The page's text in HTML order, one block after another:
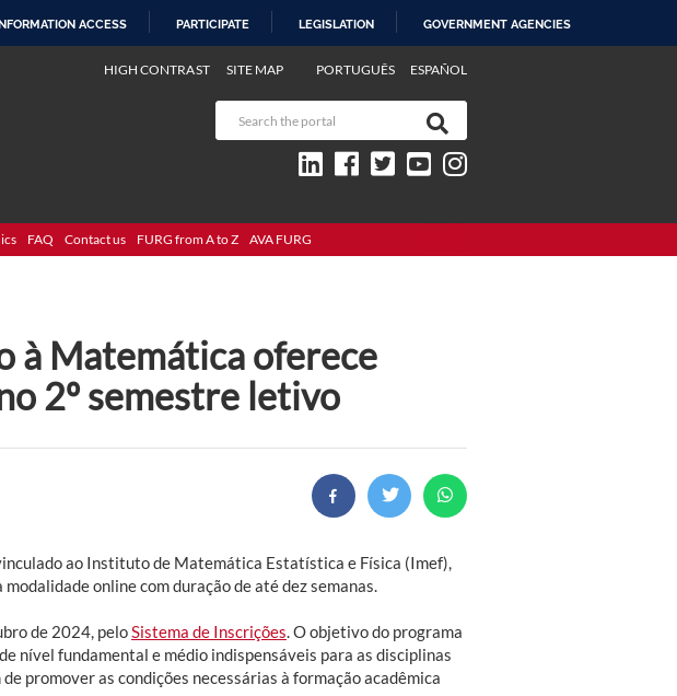
ACCESS PARTICIPATE LEGISLATION GOVERNMENT AGENCIES
PORTUGUÊS ESPAÑOL
HIGH CONTRAST SITE MAP
FAQ Contact us FURG from A to Z AVA FURG
à Matemática oferece
2º semestre letivo
ao Instituto de Matemática Estatística e Física (Imef),
online com duração de até dez semanas.
de 2024, pelo Sistema de Inscrições . O objetivo do programa
nível fundamental e médio indispensáveis para as disciplinas
promover as condições necessárias à formação acadêmica